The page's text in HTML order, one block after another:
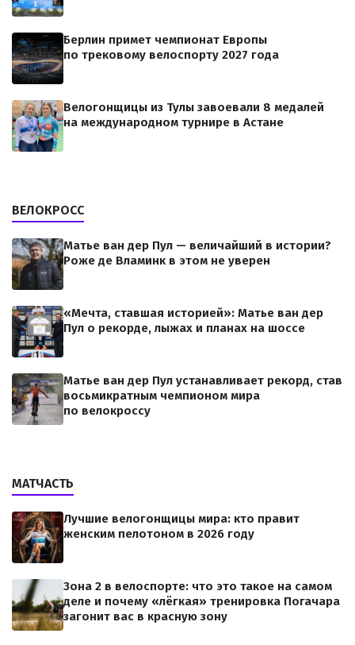
Берлин примет чемпионат Европы
по трековому велоспорту 2027 года
Велогонщицы из Тулы завоевали 8 медалей
на международном турнире в Астане
ВЕЛОКРОСС
Матье ван дер Пул — величайший в истории?
Роже де Вламинк в этом не уверен
«Мечта, ставшая историей»: Матье ван дер
Пул о рекорде, лыжах и планах на шоссе
Матье ван дер Пул устанавливает рекорд, став
восьмикратным чемпионом мира
по велокроссу
МАТЧАСТЬ
Лучшие велогонщицы мира: кто правит
женским пелотоном в 2026 году
Зона 2 в велоспорте: что это такое на самом
деле и почему «лёгкая» тренировка Погачара
загонит вас в красную зону